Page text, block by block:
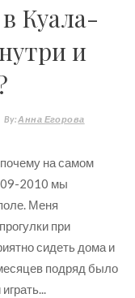
Куала-
и
By: Анна Егорова
на самом
2010 мы
Меня
при
сидеть дома и
подряд было